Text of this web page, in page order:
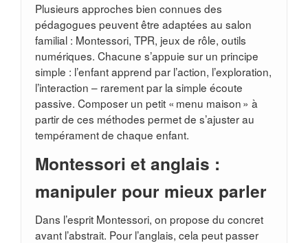
Plusieurs approches bien connues des
pédagogues peuvent être adaptées au salon
familial : Montessori, TPR, jeux de rôle, outils
numériques. Chacune s’appuie sur un principe
simple : l’enfant apprend par l’action, l’exploration,
l’interaction – rarement par la simple écoute
passive. Composer un petit « menu maison » à
partir de ces méthodes permet de s’ajuster au
tempérament de chaque enfant.
Montessori et anglais :
manipuler pour mieux parler
Dans l’esprit Montessori, on propose du concret
avant l’abstrait. Pour l’anglais, cela peut passer